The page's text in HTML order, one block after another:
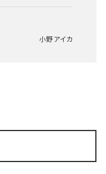
小野 アイカ